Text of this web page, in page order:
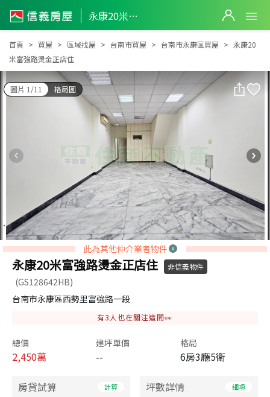
永康20米富強路燙金正店住
永康20米富強路燙金正店住
首頁 買屋 區域找屋 台南市買屋 台南市永康區買屋
永康20
米富強路燙金正店住
圖片 1/11 格局圖
此為其他仲介業者物件
永康20米富強路燙金正店住 非信義物件
(GS128642HB)
台南市永康區西勢里富強路一段
有3 人也在關注這間👀
總價
2,450萬
建坪單價
--
格局
6房3廳5衛
房貸試算 計算 坪數詳情 細項